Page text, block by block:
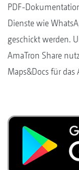
PDF-
Dienste wie
geschickt werden.
AmaTron Share
Maps&Docs für